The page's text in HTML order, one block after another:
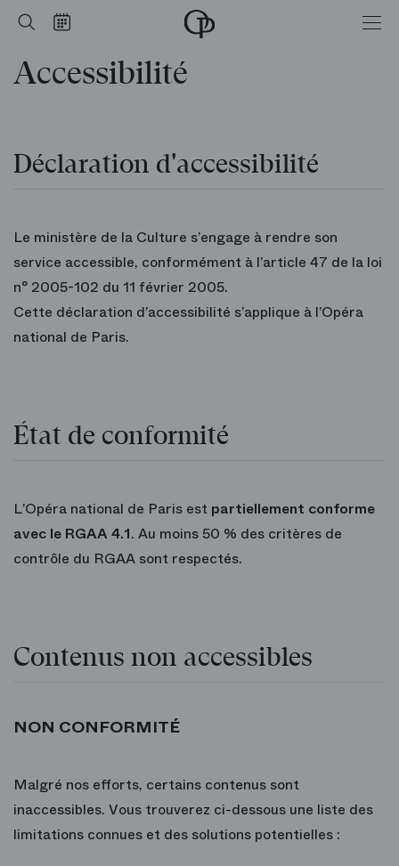
Rechercher
Calendrier Accueil
Opéra
national
de
Accessibilité
Déclaration d'accessibilité
Le ministère de la Culture s’engage à rendre son
service accessible, conformément à l’article 47 de la loi
n° 2005-102 du 11 février 2005.
Cette déclaration d’accessibilité s’applique à l’Opéra
national de Paris.
État de conformité
L’Opéra national de Paris est partiellement conforme
avec le RGAA 4.1. Au moins 50 % des critères de
contrôle du RGAA sont respectés.
Contenus non accessibles
NON CONFORMITÉ
Malgré nos efforts, certains contenus sont
inaccessibles. Vous trouverez ci-dessous une liste des
limitations connues et des solutions potentielles :